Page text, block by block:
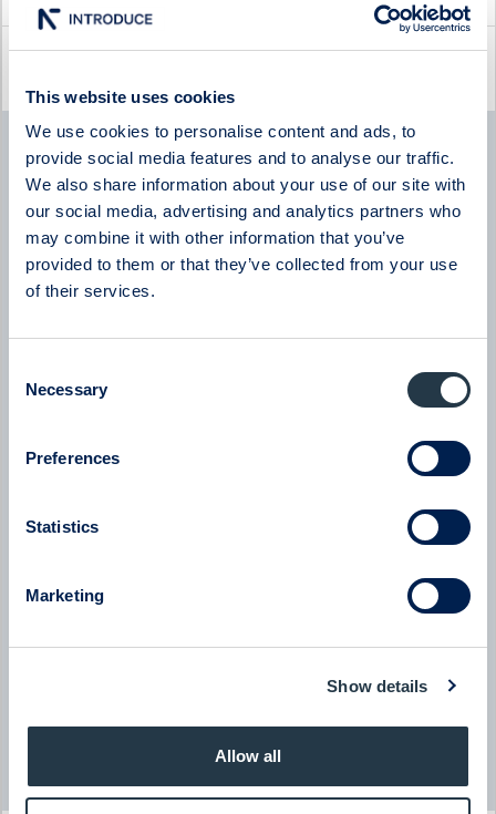
This website uses cookies
We use cookies to personalise content and ads, to
provide social media features and to analyse our traffic.
We also share information about your use of our site with
our social media, advertising and analytics partners who
may combine it with other information that you’ve
provided to them or that they’ve collected from your use
of their services.
Selection
Necessary
Preferences
Statistics
Marketing
Show details
Allow all
Byggmästaren
Byggmästaren - Q2 Earnings Call with CEO Tomas
Bergström
08:00
July 2026
New milestone for AlzeCure Pharma — Two major licensing
deals in a month
New company at ABGSC - Qliro
BTS Group
Jessica Skon
Read more news